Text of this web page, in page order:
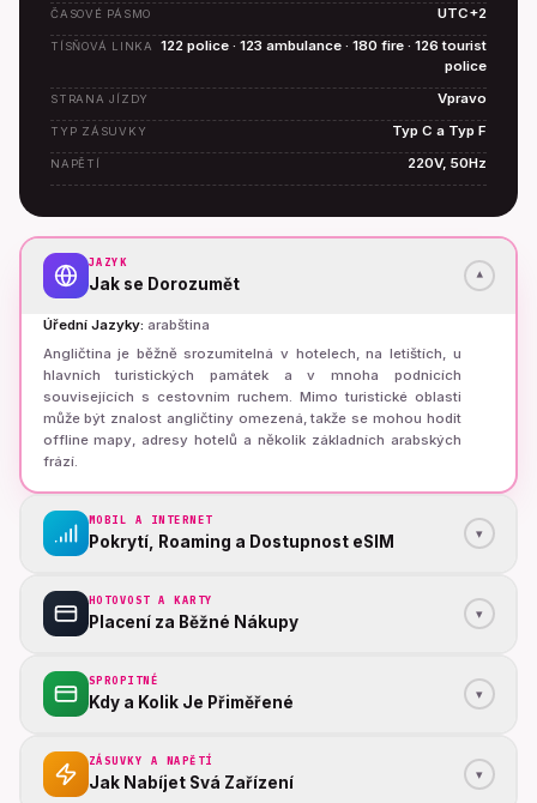
ČASOVÉ PÁSMO UTC+2
TÍSŇOVÁ LINKA
122 police · 123 ambulance · 180 fire · 126 tourist
police
STRANA JÍZDY Vpravo
TYP ZÁSUVKY Typ C a Typ F
NAPĚTÍ 220V, 50Hz
JAZYK
Jak se Dorozumět ▾
Úřední Jazyky: arabština
Angličtina je běžně srozumitelná v hotelech, na letištích, u
hlavních turistických památek a v mnoha podnicích
souvisejících s cestovním ruchem. Mimo turistické oblasti
může být znalost angličtiny omezená, takže se mohou hodit
offline mapy, adresy hotelů a několik základních arabských
frází.
MOBIL A INTERNET
Pokrytí, Roaming a Dostupnost eSIM ▾
HOTOVOST A KARTY
Placení za Běžné Nákupy ▾
SPROPITNÉ
Kdy a Kolik Je Přiměřené ▾
ZÁSUVKY A NAPĚTÍ
Jak Nabíjet Svá Zařízení ▾